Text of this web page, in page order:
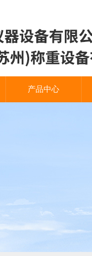
产品中心